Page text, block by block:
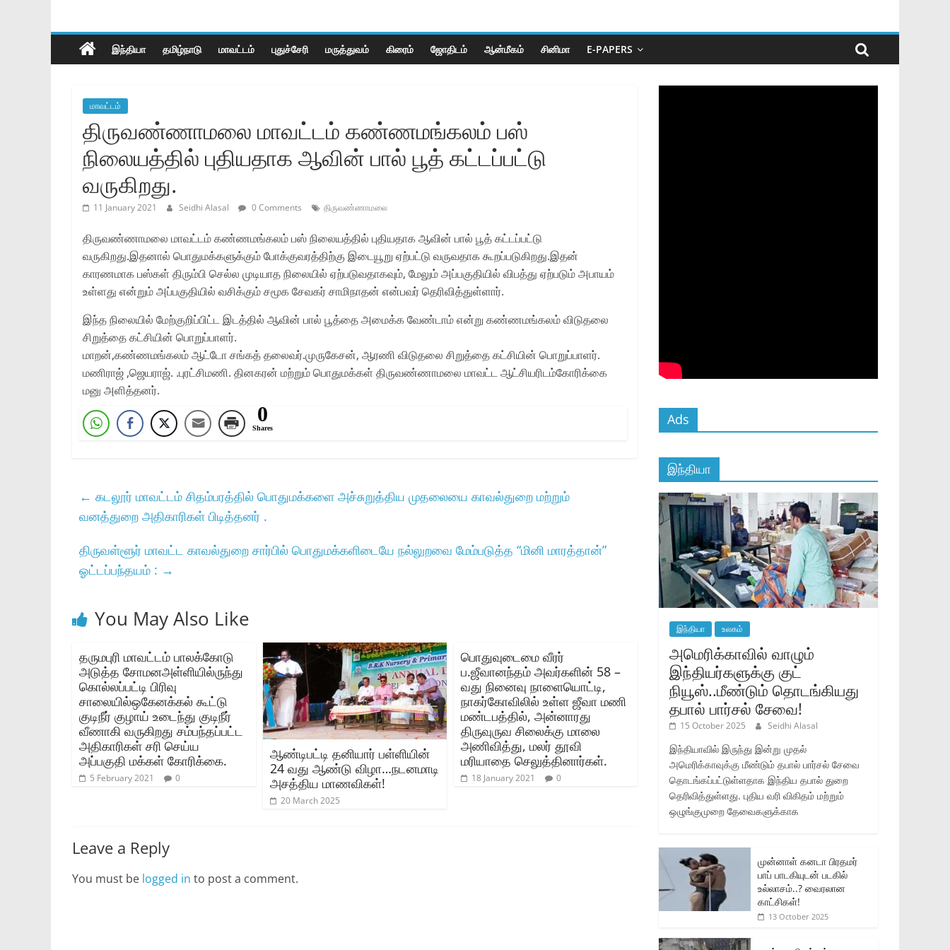
இந்தியா தமிழ்நாடு மாவட்டம் புதுச்சேரி மருத்துவம் கிரைம் ஜோ‌திட‌ம் ஆன்மீகம் சினிமா E-PAPERS
மாவட்டம்
திருவண்ணாமலை மாவட்டம் கண்ணமங்கலம் பஸ்
நிலையத்தில் புதியதாக ஆவின் பால் பூத் கட்டப்பட்டு
வருகிறது.
11 January 2021 Seidhi Alasal 0 Comments திருவண்ணாமலை
திருவண்ணாமலை மாவட்டம் கண்ணமங்கலம் பஸ் நிலையத்தில் புதியதாக ஆவின் பால் பூத் கட்டப்பட்டு
வருகிறது.இதனால் பொதுமக்களுக்கும் போக்குவரத்திற்கு இடையூறு ஏற்பட்டு வருவதாக கூறப்படுகிறது.இதன்
காரணமாக பஸ்கள் திரும்பி செல்ல முடியாத நிலையில் ஏற்படுவதாகவும், மேலும் அப்பகுதியில் விபத்து ஏற்படும் அபாயம்
உள்ளது என்றும் அப்பகுதியில் வசிக்கும் சமூக சேவகர் சாமிநாதன் என்பவர் தெரிவித்துள்ளார்.
இந்த நிலையில் மேற்குறிப்பிட்ட இடத்தில் ஆவின் பால் பூத்தை அமைக்க வேண்டாம் என்று கண்ணமங்கலம் விடுதலை
சிறுத்தை கட்சியின் பொறுப்பாளர்.
மாறன்,கண்ணமங்கலம் ஆட்டோ சங்கத் தலைவர்‌.முருகேசன், ஆரணி விடுதலை சிறுத்தை கட்சியின் பொறுப்பாளர்.
மணிராஜ் ,ஜெயராஜ். .புரட்சிமணி. தினகரன் மற்றும் பொதுமக்கள் திருவண்ணாமலை மாவட்ட ஆட்சியரிடம்கோரிக்கை
மனு அளித்தனர்.
0
Shares
← கடலூர் மாவட்டம் சிதம்பரத்தில் பொதுமக்களை அச்சுறுத்திய முதலையை காவல்துறை மற்றும்
வனத்துறை அதிகாரிகள் பிடித்தனர் .
திருவள்ளூர் மாவட்ட காவல்துறை சார்பில் பொதுமக்களிடையே நல்லுறவை மேம்படுத்த “மினி மாரத்தான்”
ஓட்டப்பந்தயம் : →
You May Also Like
தருமபுரி மாவட்டம் பாலக்கோடு
அடுத்த சோமனஅள்ளியில்ருந்து
கொல்லப்பட்டி பிரிவு
சாலையில்ஒகேனக்கல் கூட்டு
குடிநீர் குழாய் உடைந்து குடிநீர்
வீணாகி வருகிறது சம்பந்தப்பட்ட
அதிகாரிகள் சரி செய்ய
அப்பகுதி மக்கள் கோரிக்கை.
5 February 2021 0
ஆண்டிபட்டி தனியார் பள்ளியின்
24 வது ஆண்டு விழா…நடனமாடி
அசத்திய மாணவிகள்!
20 March 2025
பொதுவுடைமை வீரர்‌
ப.ஜீவானந்தம்‌ அவர்களின்‌ 58 –
வது நினைவு நாளையொட்டி,
நாகர்கோவிலில்‌ உள்ள ஜீவா மணி
மண்டபத்தில்‌, அன்னாரது
திருவுருவ சிலைக்கு மாலை
அணிவித்து, மலர்‌ தூவி
மரியாதை செலுத்தினார்கள்‌.
18 January 2021 0
Leave a Reply
You must be logged in to post a comment.
Ads
இந்தியா
இந்தியா உலகம்
அமெரிக்காவில் வாழும்
இந்தியர்களுக்கு குட்
நியூஸ்..மீண்டும் தொடங்கியது
தபால் பார்சல் சேவை!
15 October 2025 Seidhi Alasal
இந்தியாவில் இருந்து இன்று முதல்
அமெரிக்காவுக்கு மீண்டும் தபால் பார்சல் சேவை
தொடங்கப்பட்டுள்ளதாக இந்திய தபால் துறை
தெரிவித்துள்ளது. புதிய வரி விகிதம் மற்றும்
ஒழுங்குமுறை தேவைகளுக்காக
முன்னாள் கனடா பிரதமர்
பாப் பாடகியுடன் படகில்
உல்லாசம்..? வைரலான
காட்சிகள்!
13 October 2025